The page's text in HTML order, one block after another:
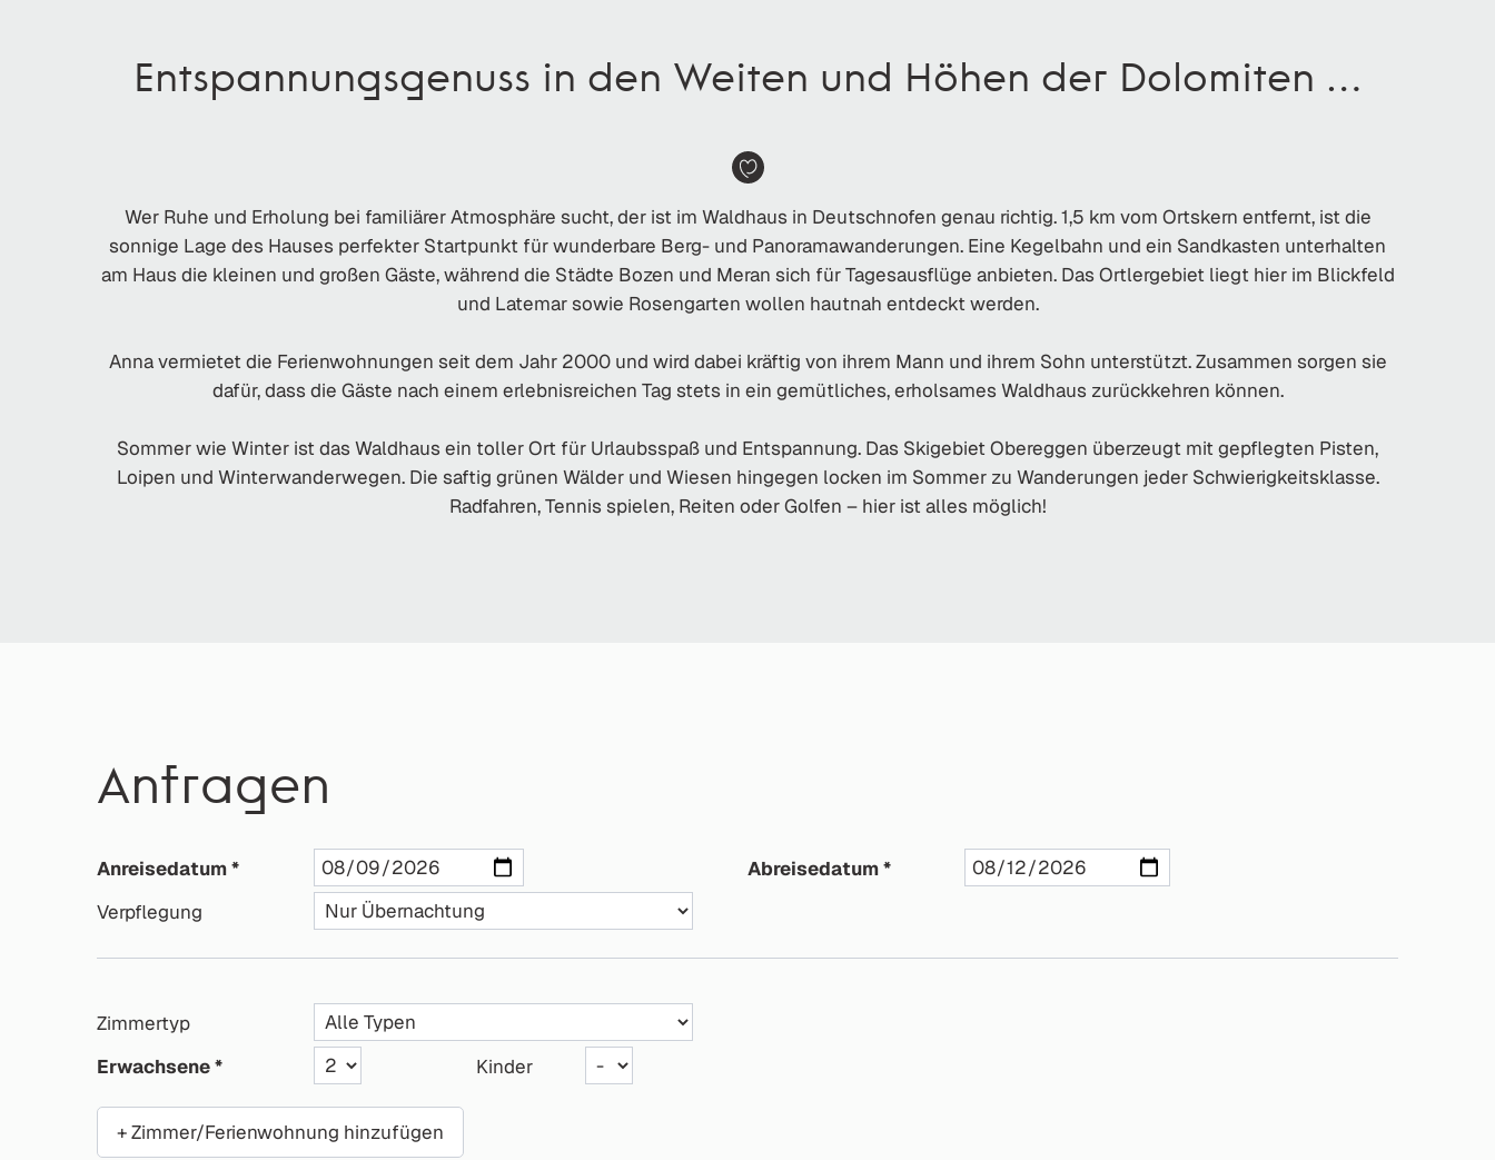
Entspannungsgenuss in den Weiten und Höhen der Dolomiten …
Wer Ruhe und Erholung bei familiärer Atmosphäre sucht, der ist im Waldhaus in Deutschnofen genau richtig. 1,5 km vom Ortskern entfernt, ist die
sonnige Lage des Hauses perfekter Startpunkt für wunderbare Berg- und Panoramawanderungen. Eine Kegelbahn und ein Sandkasten unterhalten
am Haus die kleinen und großen Gäste, während die Städte Bozen und Meran sich für Tagesausflüge anbieten. Das Ortlergebiet liegt hier im Blickfeld
und Latemar sowie Rosengarten wollen hautnah entdeckt werden.
Anna vermietet die Ferienwohnungen seit dem Jahr 2000 und wird dabei kräftig von ihrem Mann und ihrem Sohn unterstützt. Zusammen sorgen sie
dafür, dass die Gäste nach einem erlebnisreichen Tag stets in ein gemütliches, erholsames Waldhaus zurückkehren können.
Sommer wie Winter ist das Waldhaus ein toller Ort für Urlaubsspaß und Entspannung. Das Skigebiet Obereggen überzeugt mit gepflegten Pisten,
Loipen und Winterwanderwegen. Die saftig grünen Wälder und Wiesen hingegen locken im Sommer zu Wanderungen jeder Schwierigkeitsklasse.
Radfahren, Tennis spielen, Reiten oder Golfen – hier ist alles möglich!
Anfragen
Anreisedatum
Abreisedatum
Verpflegung
Zimmertyp
Erwachsene
Kinder
+ Zimmer/Ferienwohnung hinzufügen